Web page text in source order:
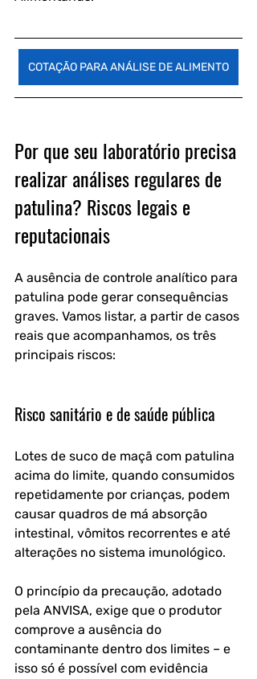
COTAÇÃO PARA ANÁLISE DE ALIMENTO
Por que seu laboratório precisa
realizar análises regulares de
patulina? Riscos legais e
reputacionais
A ausência de controle analítico para
patulina pode gerar consequências
graves. Vamos listar, a partir de casos
reais que acompanhamos, os três
principais riscos:
Risco sanitário e de saúde pública
Lotes de suco de maçã com patulina
acima do limite, quando consumidos
repetidamente por crianças, podem
causar quadros de má absorção
intestinal, vômitos recorrentes e até
alterações no sistema imunológico.
O princípio da precaução, adotado
pela ANVISA, exige que o produtor
comprove a ausência do
contaminante dentro dos limites – e
isso só é possível com evidência